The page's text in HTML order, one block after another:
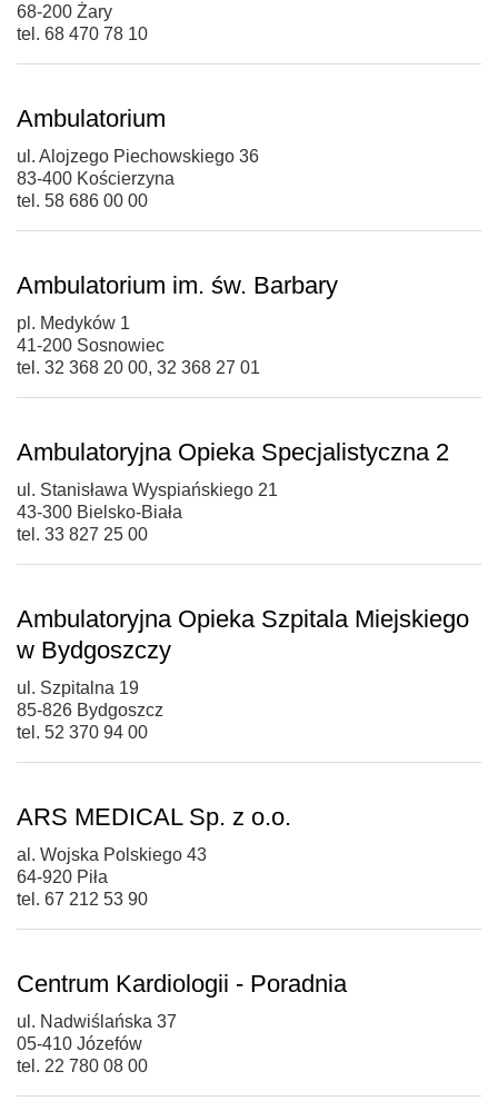
68-200 Żary
tel. 68 470 78 10
Ambulatorium
ul. Alojzego Piechowskiego 36
83-400 Kościerzyna
tel. 58 686 00 00
Ambulatorium im. św. Barbary
pl. Medyków 1
41-200 Sosnowiec
tel. 32 368 20 00, 32 368 27 01
Ambulatoryjna Opieka Specjalistyczna 2
ul. Stanisława Wyspiańskiego 21
43-300 Bielsko-Biała
tel. 33 827 25 00
Ambulatoryjna Opieka Szpitala Miejskiego
w Bydgoszczy
ul. Szpitalna 19
85-826 Bydgoszcz
tel. 52 370 94 00
ARS MEDICAL Sp. z o.o.
al. Wojska Polskiego 43
64-920 Piła
tel. 67 212 53 90
Centrum Kardiologii - Poradnia
ul. Nadwiślańska 37
05-410 Józefów
tel. 22 780 08 00